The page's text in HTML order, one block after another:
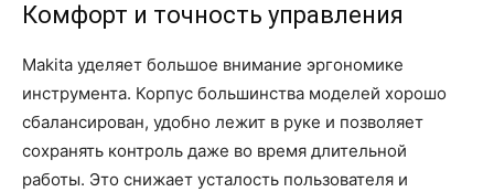
Комфорт и точность управления
Makita уделяет большое внимание эргономике
инструмента. Корпус большинства моделей хорошо
сбалансирован, удобно лежит в руке и позволяет
сохранять контроль даже во время длительной
работы. Это снижает усталость пользователя и